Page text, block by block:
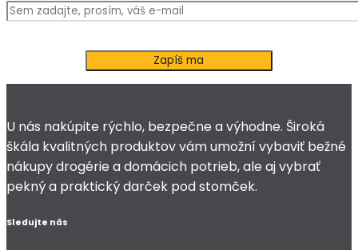
U nás nakúpite rýchlo, bezpečne a výhodne. Široká
škála kvalitných produktov vám umožní vybaviť bežné
nákupy drogérie a domácich potrieb, ale aj vybrať
pekný a praktický darček pod stomček.
Sledujte nás